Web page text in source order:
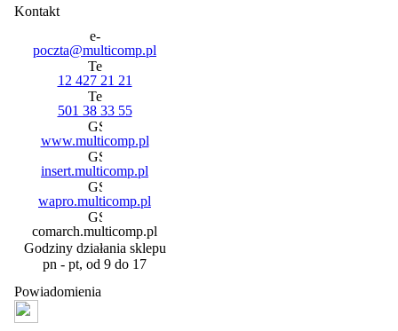
Kontakt
poczta@multicomp.pl
12 427 21 21
501 38 33 55
www.multicomp.pl
insert.multicomp.pl
wapro.multicomp.pl
comarch.multicomp.pl
Godziny działania sklepu
pn - pt, od 9 do 17
Powiadomienia